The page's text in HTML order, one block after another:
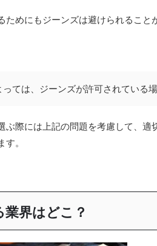
めにもジーンズは避けられること
ては、ジーンズが許可されている
際には上記の問題を考慮して、適
。
界はどこ？